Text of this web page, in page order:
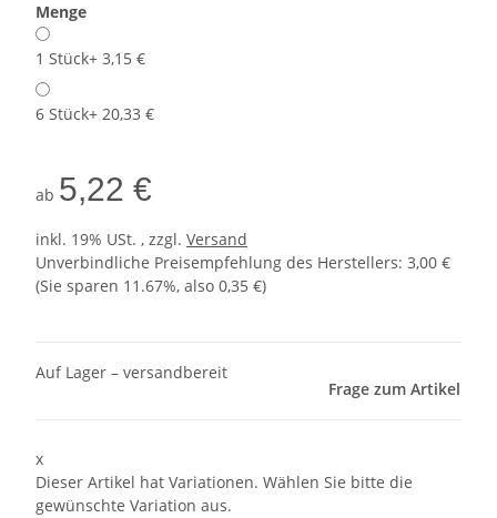
Menge
1 Stück+ 3,15 €
6 Stück+ 20,33 €
ab 5,22 €
inkl. 19% USt. , zzgl. Versand
Unverbindliche Preisempfehlung des Herstellers: 3,00 €
(Sie sparen 11.67%, also 0,35 €)
Auf Lager – versandbereit
Frage zum Artikel
x
Dieser Artikel hat Variationen. Wählen Sie bitte die
gewünschte Variation aus.